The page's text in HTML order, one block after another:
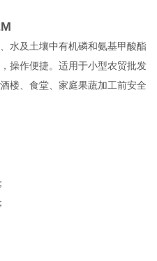
水及土壤中有机磷和氨基甲酸酯
操作便捷。适用于小型农贸批发
楼、食堂、家庭果蔬加工前安全